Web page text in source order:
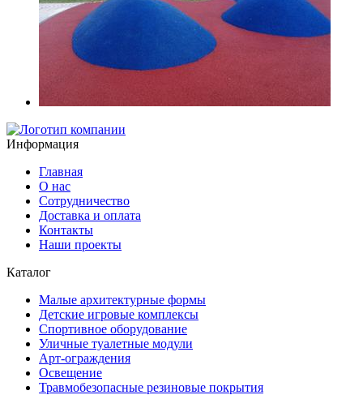
Информация
Главная
О нас
Сотрудничество
Доставка и оплата
Контакты
Наши проекты
Каталог
Малые архитектурные формы
Детские игровые комплексы
Спортивное оборудование
Уличные туалетные модули
Арт-ограждения
Освещение
Травмобезопасные резиновые покрытия